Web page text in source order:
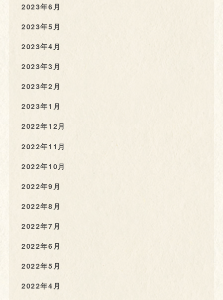
2023年6月
2023年5月
2023年4月
2023年3月
2023年2月
2023年1月
2022年12月
2022年11月
2022年10月
2022年9月
2022年8月
2022年7月
2022年6月
2022年5月
2022年4月